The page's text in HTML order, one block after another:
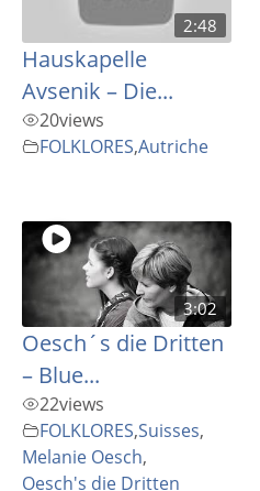
2:48
Hauskapelle
Avsenik – Die...
20views
FOLKLORES,Autriche
3:02
Oesch´s die Dritten
– Blue...
22views
FOLKLORES,Suisses,
Melanie Oesch,
Oesch's die Dritten